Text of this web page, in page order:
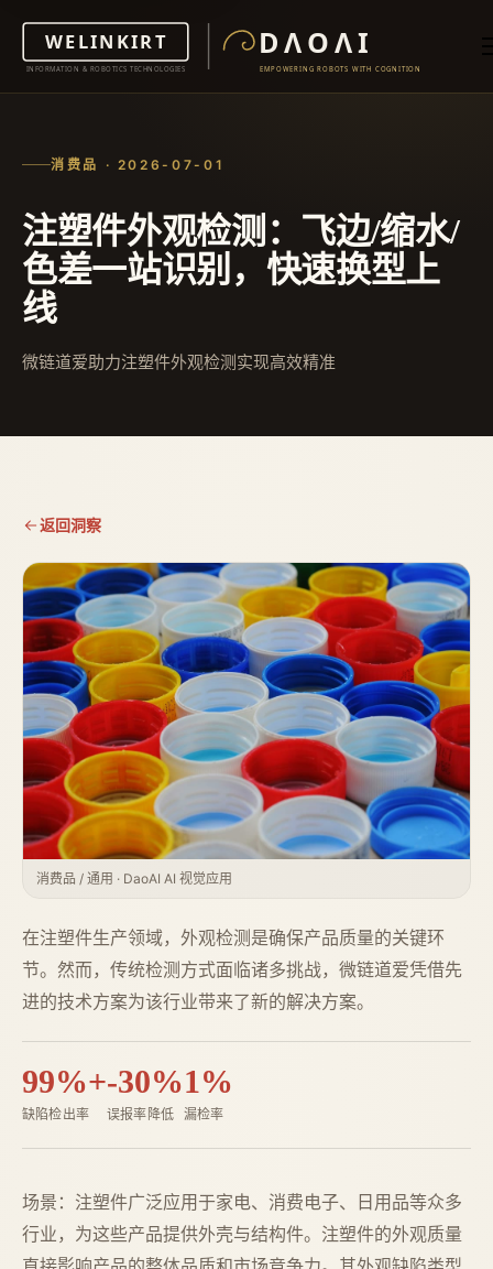
消费品 · 2026-07-01
注塑件外观检测：飞边/缩水/
色差一站识别，快速换型上
线
微链道爱助力注塑件外观检测实现高效精准
返回洞察
消费品 / 通用 · DaoAI AI 视觉应用
在注塑件生产领域，外观检测是确保产品质量的关键环
节。然而，传统检测方式面临诸多挑战，微链道爱凭借先
进的技术方案为该行业带来了新的解决方案。
99%+
缺陷检出率
-30%
误报率降低
1%
漏检率
场景：注塑件广泛应用于家电、消费电子、日用品等众多
行业，为这些产品提供外壳与结构件。注塑件的外观质量